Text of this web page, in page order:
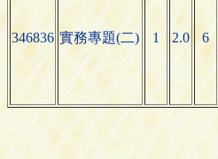
346836 實務專題(二) 1 2.0 6